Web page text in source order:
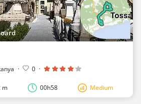
· 0 ·
m 00h58 Medium